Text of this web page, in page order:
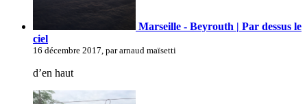
Marseille - Beyrouth | Par dessus le
ciel
16 décembre 2017, par arnaud maïsetti
d’en haut